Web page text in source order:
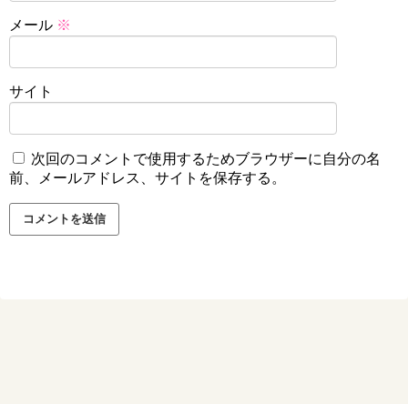
メール ※
サイト
次回のコメントで使用するためブラウザーに自分の名
前、メールアドレス、サイトを保存する。